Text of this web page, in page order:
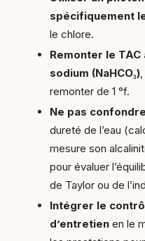
spécifiquement
le chlore.
Remonter le
sodium (NaHCO₃)
remonter de 1 °f.
Ne pas
dureté de l’eau
mesure son
pour évaluer
de Taylor ou de
Intégrer le
d’entretien en le